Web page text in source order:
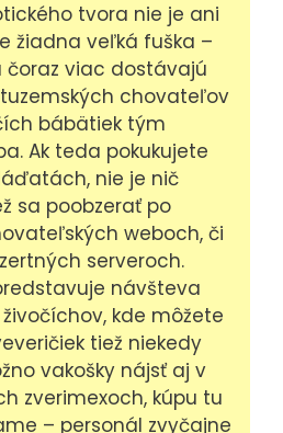
tvora nie je ani
žiadna veľká fuška –
čoraz viac dostávajú
chovateľov
bábätiek tým
Ak teda pokukujete
nie je nič
sa poobzerať po
weboch, či
serveroch.
návšteva
kde môžete
tiež niekedy
vakošky nájsť aj v
zverimexoch, kúpu tu
– personál zvyčajne